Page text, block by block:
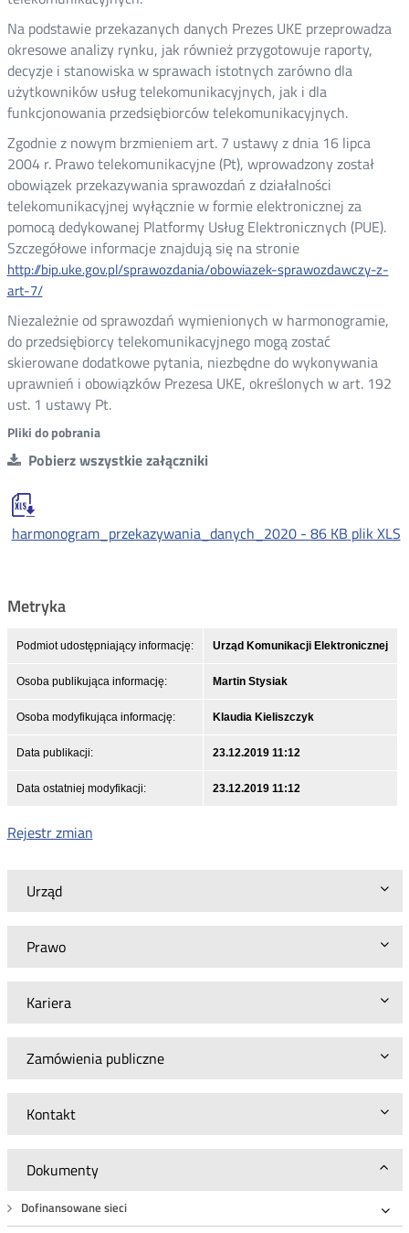
Urząd
Prawo
Kariera
Zamówienia publiczne
Kontakt
Dokumenty
Dofinansowane sieci
Na podstawie przekazanych danych Prezes UKE przeprowadza
okresowe analizy rynku, jak również przygotowuje raporty,
decyzje i stanowiska w sprawach istotnych zarówno dla
użytkowników usług telekomunikacyjnych, jak i dla
funkcjonowania przedsiębiorców telekomunikacyjnych.
Zgodnie z nowym brzmieniem art. 7 ustawy z dnia 16 lipca
2004 r. Prawo telekomunikacyjne (Pt), wprowadzony został
obowiązek przekazywania sprawozdań z działalności
telekomunikacyjnej wyłącznie w formie elektronicznej za
pomocą dedykowanej Platformy Usług Elektronicznych (PUE).
Szczegółowe informacje znajdują się na stronie
http://bip.uke.gov.pl/sprawozdania/obowiazek-sprawozdawczy-z-
art-7/
Niezależnie od sprawozdań wymienionych w harmonogramie,
do przedsiębiorcy telekomunikacyjnego mogą zostać
skierowane dodatkowe pytania, niezbędne do wykonywania
uprawnień i obowiązków Prezesa UKE, określonych w art. 192
ust. 1 ustawy Pt.
Pliki do pobrania
Pobierz wszystkie załączniki
harmonogram_przekazywania_danych_2020 - 86 KB plik XLS
Metryka
Podmiot udostępniający informację: Urząd Komunikacji Elektronicznej
Osoba publikująca informację: Martin Stysiak
Osoba modyfikująca informację: Klaudia Kieliszczyk
Data publikacji: 23.12.2019 11:12
Data ostatniej modyfikacji: 23.12.2019 11:12
Rejestr zmian